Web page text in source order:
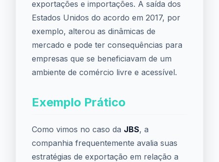
exportações e importações. A saída dos
Estados Unidos do acordo em 2017, por
exemplo, alterou as dinâmicas de
mercado e pode ter consequências para
empresas que se beneficiavam de um
ambiente de comércio livre e acessível.
Exemplo Prático
Como vimos no caso da JBS, a
companhia frequentemente avalia suas
estratégias de exportação em relação a